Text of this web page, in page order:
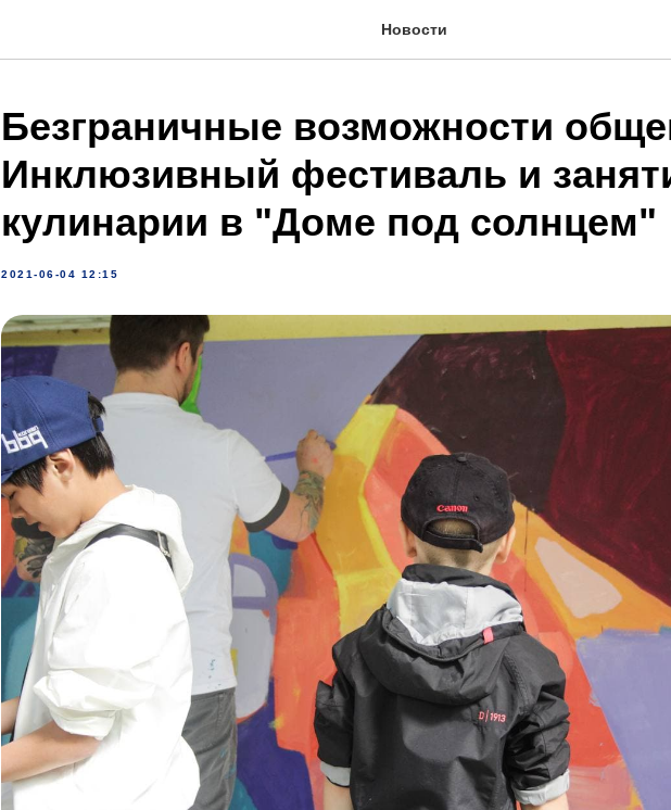
Новости
Безграничные возможности
Инклюзивный фестиваль и
кулинарии в "Доме под солнцем"
2021-06-04 12:15